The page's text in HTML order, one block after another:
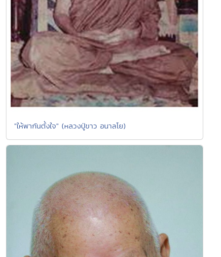
"ให้พากันตั้งใจ" (หลวงปู่ขาว อนาลโย)